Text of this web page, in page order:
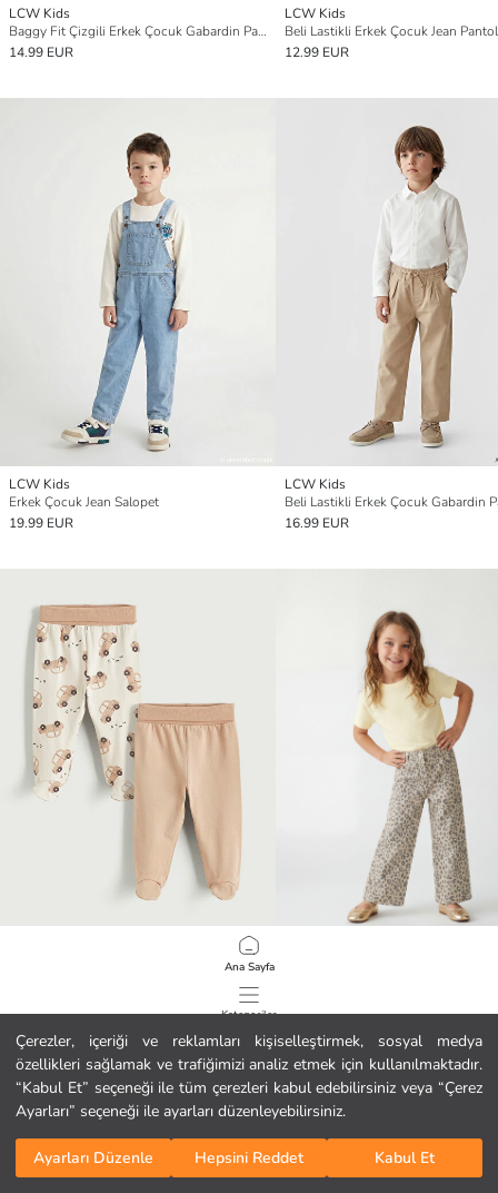
Çerezler, içeriği ve reklamları kişiselleştirmek, sosyal medya
özellikleri sağlamak ve trafiğimizi analiz etmek için kullanılmaktadır.
“Kabul Et” seçeneği ile tüm çerezleri kabul edebilirsiniz veya “Çerez
Ayarları” seçeneği ile ayarları düzenleyebilirsiniz.
Ayarları Düzenle Hepsini Reddet Kabul Et
Ana Sayfa
Kategoriler
Sepetim
LCW Kids
Baggy Fit Çizgili Erkek Çocuk Gabardin Pantolon
14.99 EUR
LCW Kids
Beli Lastikli Erkek Çocuk Jean
12.99 EUR
LCW Kids
Erkek Çocuk Jean Salopet
19.99 EUR
LCW Kids
Beli Lastikli Erkek Çocuk Gabardin
16.99 EUR
Beli Lastikli Erkek Bebek Pantolon 2'li
176